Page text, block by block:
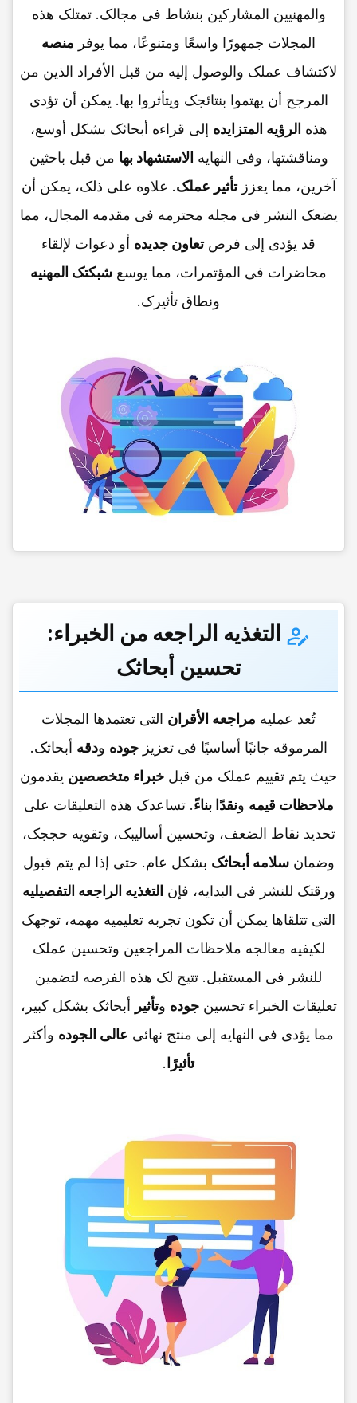
والمهنیین المشارکین بنشاط فی مجالک. تمتلک هذه
المجلات جمهورًا واسعًا ومتنوعًا، مما یوفر منصه
لاکتشاف عملک والوصول إلیه من قبل الأفراد الذین من
المرجح أن یهتموا بنتائجک ویتأثروا بها. یمکن أن تؤدی
هذه الرؤیه المتزایده إلى قراءه أبحاثک بشکل أوسع،
ومناقشتها، وفی النهایه الاستشهاد بها من قبل باحثین
آخرین، مما یعززتأثیر عملک. علاوه على ذلک، یمکن أن
یضعک النشر فی مجله محترمه فی مقدمه المجال، مما
قد یؤدی إلى فرصتعاون جدیده أو دعوات لإلقاء
محاضرات فی المؤتمرات، مما یوسع شبکتک المهنیه
ونطاق تأثیرک.
التغذیه الراجعه من الخبراء:
تحسین أبحاثک
تُعد عملیه مراجعه الأقران التی تعتمدها المجلات
المرموقه جانبًا أساسیًا فی تعزیزجوده ودقه أبحاثک.
حیث یتم تقییم عملک من قبل خبراء متخصصین یقدمون
ملاحظات قیمه ونقدًا بناءً. تساعدک هذه التعلیقات على
تحدید نقاط الضعف، وتحسین أسالیبک، وتقویه حججک،
وضمانسلامه أبحاثک بشکل عام. حتى إذا لم یتم قبول
ورقتک للنشر فی البدایه، فإن التغذیه الراجعه التفصیلیه
التی تتلقاها یمکن أن تکون تجربه تعلیمیه مهمه، توجهک
لکیفیه معالجه ملاحظات المراجعین وتحسین عملک
للنشر فی المستقبل. تتیح لک هذه الفرصه لتضمین
تعلیقات الخبراء تحسینجوده وتأثیر أبحاثک بشکل کبیر،
مما یؤدی فی النهایه إلى منتج نهائی عالی الجوده وأکثر
تأثیرًا .